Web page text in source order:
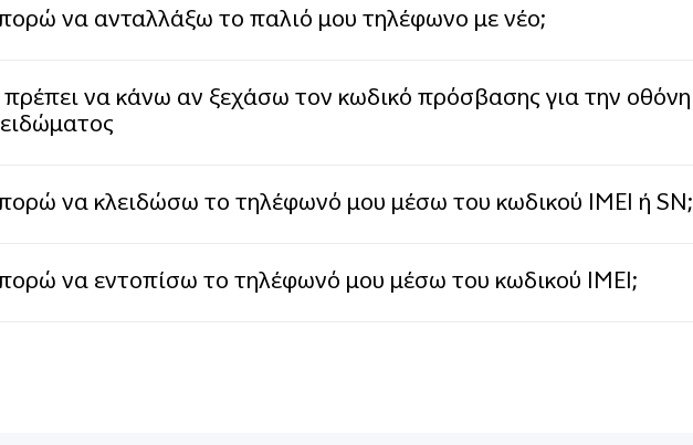
να ανταλλάξω το παλιό μου τηλέφωνο με νέο;
πρέπει να κάνω αν ξεχάσω τον κωδικό πρόσβασης για την οθόνη
να κλειδώσω το τηλέφωνό μου μέσω του κωδικού IMEI ή SN;
να εντοπίσω το τηλέφωνό μου μέσω του κωδικού IMEI;